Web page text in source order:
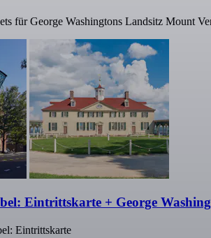
für George Washingtons Landsitz Mount
Eintrittskarte + George
Eintrittskarte